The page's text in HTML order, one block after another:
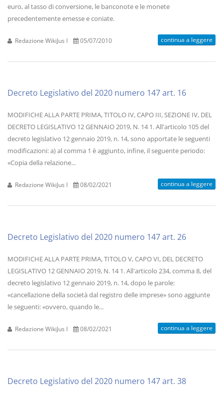
euro, al tasso di conversione, le banconote e le monete
precedentemente emesse e coniate.
Redazione WikiJus I 05/07/2010 continua a leggere
Decreto Legislativo del 2020 numero 147 art. 16
MODIFICHE ALLA PARTE PRIMA, TITOLO IV, CAPO III, SEZIONE IV, DEL
DECRETO LEGISLATIVO 12 GENNAIO 2019, N. 14 1. All'articolo 105 del
decreto legislativo 12 gennaio 2019, n. 14, sono apportate le seguenti
modificazioni: a) al comma 1 è aggiunto, infine, il seguente periodo:
«Copia della relazione...
Redazione WikiJus I 08/02/2021 continua a leggere
Decreto Legislativo del 2020 numero 147 art. 26
MODIFICHE ALLA PARTE PRIMA, TITOLO V, CAPO VI, DEL DECRETO
LEGISLATIVO 12 GENNAIO 2019, N. 14 1. All'articolo 234, comma 8, del
decreto legislativo 12 gennaio 2019, n. 14, dopo le parole:
«cancellazione della società dal registro delle imprese» sono aggiunte
le seguenti: «ovvero, quando le...
Redazione WikiJus I 08/02/2021 continua a leggere
Decreto Legislativo del 2020 numero 147 art. 38